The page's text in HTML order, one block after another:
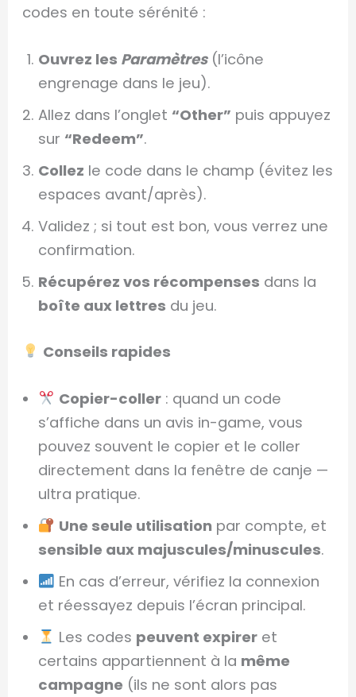
codes en toute sérénité :
Ouvrez les Paramètres(l’icône
engrenage dans le jeu).
Allez dans l’onglet “Other” puis appuyez
sur “Redeem”.
Collez le code dans le champ (évitez les
espaces avant/après).
Validez ; si tout est bon, vous verrez une
confirmation.
Récupérez vos récompenses dans la
boîte aux lettres du jeu.
Conseils rapides
Copier-coller: quand un code
s’affiche dans un avis in-game, vous
pouvez souvent le copier et le coller
directement dans la fenêtre de canje —
ultra pratique.
Une seule utilisation par compte, et
sensible aux majuscules/minuscules.
En cas d’erreur, vérifiez la connexion
et réessayez depuis l’écran principal.
Les codes peuvent expireret
certains appartiennent à la même
campagne (ils ne sont alors pas